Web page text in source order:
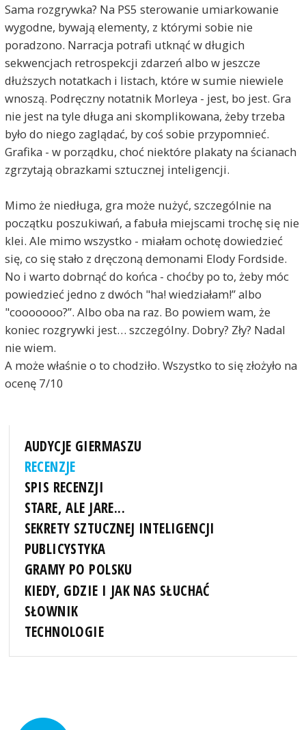
Sama rozgrywka? Na PS5 sterowanie umiarkowanie
wygodne, bywają elementy, z którymi sobie nie
poradzono. Narracja potrafi utknąć w długich
sekwencjach retrospekcji zdarzeń albo w jeszcze
dłuższych notatkach i listach, które w sumie niewiele
wnoszą. Podręczny notatnik Morleya - jest, bo jest. Gra
nie jest na tyle długa ani skomplikowana, żeby trzeba
było do niego zaglądać, by coś sobie przypomnieć.
Grafika - w porządku, choć niektóre plakaty na ścianach
zgrzytają obrazkami sztucznej inteligencji.
Mimo że niedługa, gra może nużyć, szczególnie na
początku poszukiwań, a fabuła miejscami trochę się nie
klei. Ale mimo wszystko - miałam ochotę dowiedzieć
się, co się stało z dręczoną demonami Elody Fordside.
No i warto dobrnąć do końca - choćby po to, żeby móc
powiedzieć jedno z dwóch "ha! wiedziałam!” albo
"cooooooo?”. Albo oba na raz. Bo powiem wam, że
koniec rozgrywki jest… szczególny. Dobry? Zły? Nadal
nie wiem.
A może właśnie o to chodziło. Wszystko to się złożyło na
ocenę 7/10
AUDYCJE GIERMASZU
RECENZJE
SPIS RECENZJI
STARE, ALE JARE...
SEKRETY SZTUCZNEJ INTELIGENCJI
PUBLICYSTYKA
GRAMY PO POLSKU
KIEDY, GDZIE I JAK NAS SŁUCHAĆ
SŁOWNIK
TECHNOLOGIE